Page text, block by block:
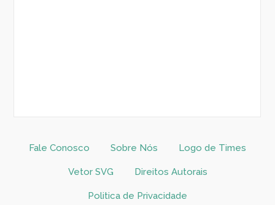
Fale Conosco Sobre Nós Logo de Times
Vetor SVG Direitos Autorais
Politica de Privacidade